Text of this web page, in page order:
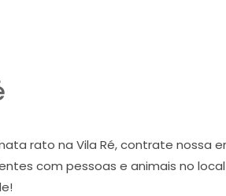
rato na Vila Ré, contrate nossa
com pessoas e animais no